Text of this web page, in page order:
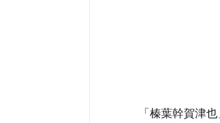
「榛葉幹賀津